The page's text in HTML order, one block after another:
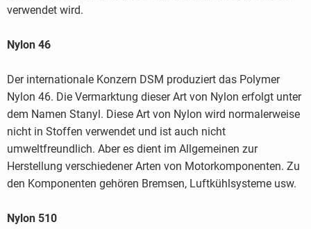
verwendet wird.
Nylon 46
Der internationale Konzern DSM produziert das Polymer
Nylon 46. Die Vermarktung dieser Art von Nylon erfolgt unter
dem Namen Stanyl. Diese Art von Nylon wird normalerweise
nicht in Stoffen verwendet und ist auch nicht
umweltfreundlich. Aber es dient im Allgemeinen zur
Herstellung verschiedener Arten von Motorkomponenten. Zu
den Komponenten gehören Bremsen, Luftkühlsysteme usw.
Nylon 510